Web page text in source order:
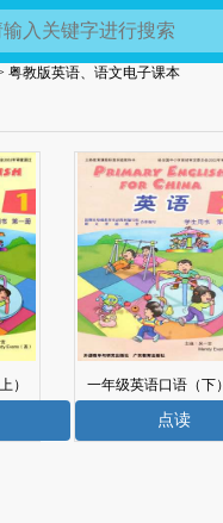
粤教版英语、语文电子课本
）
一年级英语口语（下）
电子课本
点读